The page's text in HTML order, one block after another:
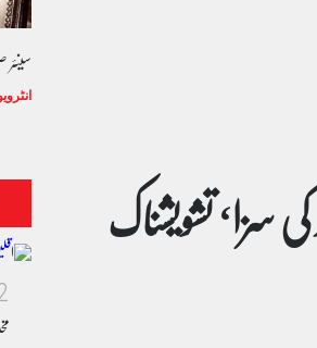
سزا‘ تشویشناک